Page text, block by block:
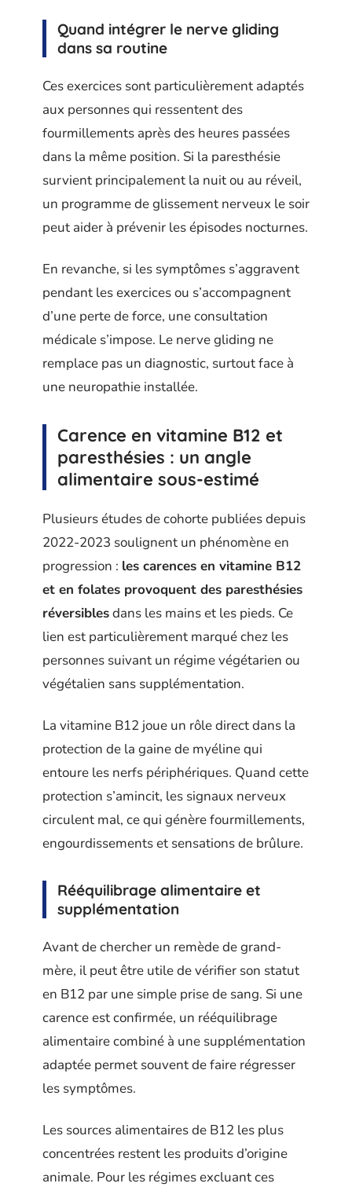
Quand intégrer le nerve gliding
dans sa routine
Ces exercices sont particulièrement adaptés
aux personnes qui ressentent des
fourmillements après des heures passées
dans la même position. Si la paresthésie
survient principalement la nuit ou au réveil,
un programme de glissement nerveux le soir
peut aider à prévenir les épisodes nocturnes.
En revanche, si les symptômes s’aggravent
pendant les exercices ou s’accompagnent
d’une perte de force, une consultation
médicale s’impose. Le nerve gliding ne
remplace pas un diagnostic, surtout face à
une neuropathie installée.
Carence en vitamine B12 et
paresthésies : un angle
alimentaire sous-estimé
Plusieurs études de cohorte publiées depuis
2022-2023 soulignent un phénomène en
progression : les carences en vitamine B12
et en folates provoquent des paresthésies
réversiblesdans les mains et les pieds. Ce
lien est particulièrement marqué chez les
personnes suivant un régime végétarien ou
végétalien sans supplémentation.
La vitamine B12 joue un rôle direct dans la
protection de la gaine de myéline qui
entoure les nerfs périphériques. Quand cette
protection s’amincit, les signaux nerveux
circulent mal, ce qui génère fourmillements,
engourdissements et sensations de brûlure.
Rééquilibrage alimentaire et
supplémentation
Avant de chercher un remède de grand-
mère, il peut être utile de vérifier son statut
en B12 par une simple prise de sang. Si une
carence est confirmée, un rééquilibrage
alimentaire combiné à une supplémentation
adaptée permet souvent de faire régresser
les symptômes.
Les sources alimentaires de B12 les plus
concentrées restent les produits d’origine
animale. Pour les régimes excluant ces